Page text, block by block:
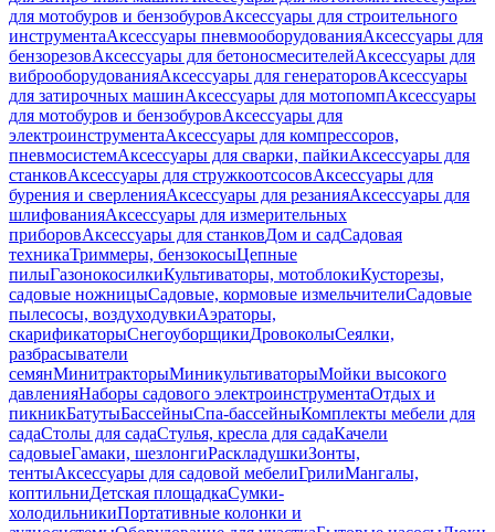
для мотобуров и бензобуровАксессуары для строительного
инструментаАксессуары пневмооборудованияАксессуары для
бензорезовАксессуары для бетоносмесителейАксессуары для
виброоборудованияАксессуары для генераторовАксессуары
для затирочных машинАксессуары для мотопомпАксессуары
для мотобуров и бензобуровАксессуары для
электроинструментаАксессуары для компрессоров,
пневмосистемАксессуары для сварки, пайкиАксессуары для
станковАксессуары для стружкоотсосовАксессуары для
бурения и сверленияАксессуары для резанияАксессуары для
шлифованияАксессуары для измерительных
приборовАксессуары для станковДом и садСадовая
техникаТриммеры, бензокосыЦепные
пилыГазонокосилкиКультиваторы, мотоблокиКусторезы,
садовые ножницыСадовые, кормовые измельчителиСадовые
пылесосы, воздуходувкиАэраторы,
скарификаторыСнегоуборщикиДровоколыСеялки,
разбрасыватели
семянМинитракторыМиникультиваторыМойки высокого
давленияНаборы садового электроинструментаОтдых и
пикникБатутыБассейныСпа-бассейныКомплекты мебели для
садаСтолы для садаСтулья, кресла для садаКачели
садовыеГамаки, шезлонгиРаскладушкиЗонты,
тентыАксессуары для садовой мебелиГрилиМангалы,
коптильниДетская площадкаСумки-
холодильникиПортативные колонки и